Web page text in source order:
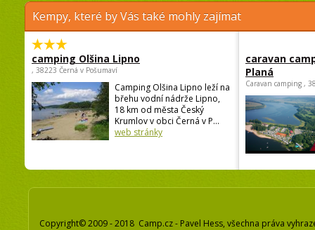
Kempy, které by Vás také mohly zajímat
camping Olšina Lipno
, 38223 Černá v Pošumaví
Camping Olšina Lipno leží na
břehu vodní nádrže Lipno,
18 km od města Český
Krumlov v obci Černá v P...
web stránky
caravan
Planá
Caravan camping ,
Copyright© 2009 - 2018 Camp.cz - Pavel Hess, všechna práva